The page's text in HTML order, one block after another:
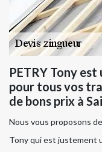
PETRY Tony
pour tous vos
de bons prix à
Nous vous proposons
Tony qui est justement